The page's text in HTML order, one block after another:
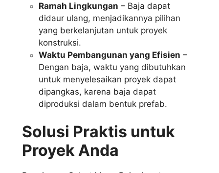
Ramah Lingkungan – Baja dapat
didaur ulang, menjadikannya pilihan
yang berkelanjutan untuk proyek
konstruksi.
Waktu Pembangunan yang Efisien –
Dengan baja, waktu yang dibutuhkan
untuk menyelesaikan proyek dapat
dipangkas, karena baja dapat
diproduksi dalam bentuk prefab.
Solusi Praktis untuk
Proyek Anda